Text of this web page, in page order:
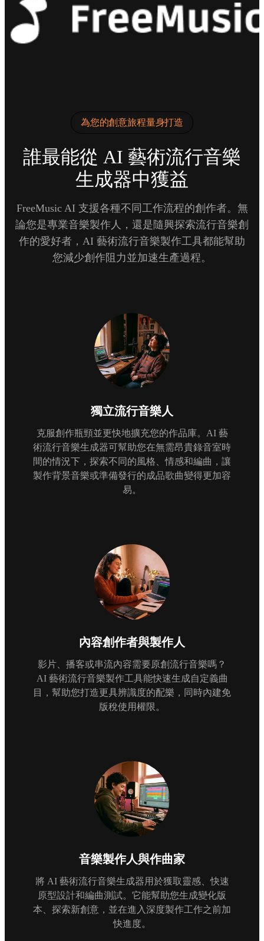
為您的創意旅程量身打造
誰最能從 AI 藝術流行音樂
生成器中獲益
FreeMusic AI 支援各種不同工作流程的創作者。無
論您是專業音樂製作人，還是隨興探索流行音樂創
作的愛好者，AI 藝術流行音樂製作工具都能幫助
您減少創作阻力並加速生產過程。
獨立流行音樂人
克服創作瓶頸並更快地擴充您的作品庫。AI 藝
術流行音樂生成器可幫助您在無需昂貴錄音室時
間的情況下，探索不同的風格、情感和編曲，讓
製作背景音樂或準備發行的成品歌曲變得更加容
易。
內容創作者與製作人
影片、播客或串流內容需要原創流行音樂嗎？
AI 藝術流行音樂製作工具能快速生成自定義曲
目，幫助您打造更具辨識度的配樂，同時內建免
版稅使用權限。
音樂製作人與作曲家
將 AI 藝術流行音樂生成器用於獲取靈感、快速
原型設計和編曲測試。它能幫助您生成變化版
本、探索新創意，並在進入深度製作工作之前加
快進度。